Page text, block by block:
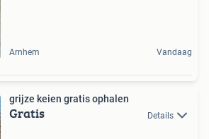
Arnhem Vandaag
grijze keien gratis ophalen
Gratis Details